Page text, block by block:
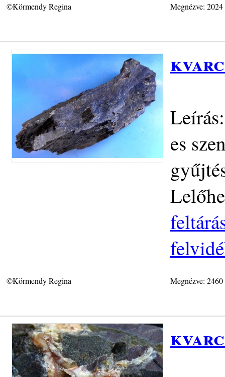
©Körmendy Regina Megnézve:
es
©Körmendy Regina Megnézve: